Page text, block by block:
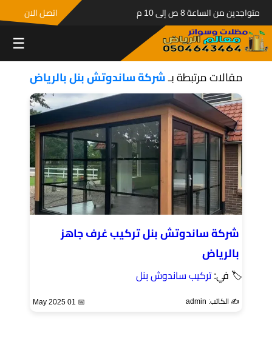
متواجدين من الساعة 8 ص إلى 10 م اتصل الان
☰
مقالات مرتبطة بـشركة ساندوتش بنل بالرياض
شركة ساندوتش بنل تركيب غرف جاهز
بالرياض
🏷 في:تركيب ساندوش بنل
✍️ الكاتب: admin 📅 01 May 2025